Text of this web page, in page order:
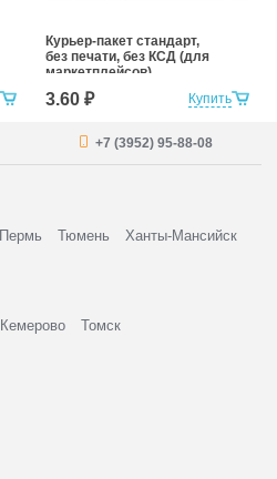
Купить
Курьер-пакет стандарт,
без печати, без КСД (для
маркетплейсов)
120x400+45к/5
3.60 ₽
+7 (3952) 95-88-08
Пермь Тюмень Ханты-Мансийск
Кемерово Томск